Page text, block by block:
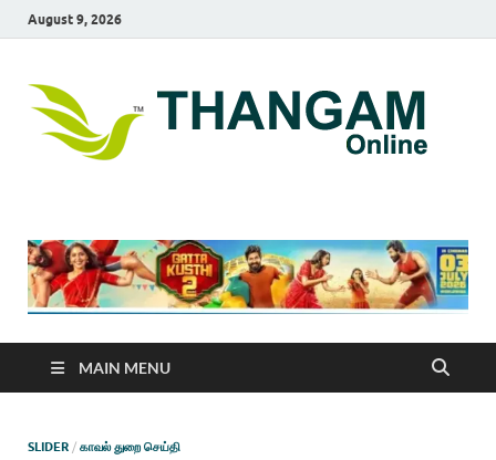
August 9, 2026
MAIN MENU
SLIDER / காவல் துறை செய்தி